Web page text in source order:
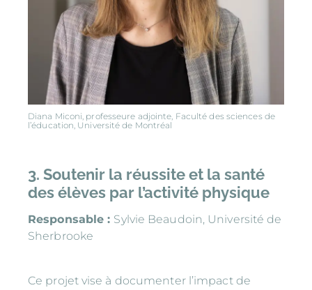
Diana Miconi, professeure adjointe, Faculté des sciences de
l’éducation, Université de Montréal
3. Soutenir la réussite et la santé
des élèves par l’activité physique
Responsable : Sylvie Beaudoin, Université de
Sherbrooke
Ce projet vise à documenter l’impact de